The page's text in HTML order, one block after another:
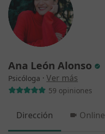
Ana León Alonso
Psicóloga · Ver más
59 opiniones
Dirección Online